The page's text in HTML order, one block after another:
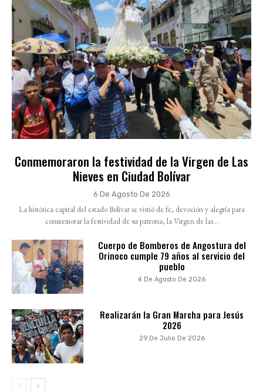
Conmemoraron la festividad de la Virgen de Las
Nieves en Ciudad Bolívar
6 De Agosto De 2026
La histórica capital del estado Bolívar se vistió de fe, devoción y alegría para
conmemorar la festividad de su patrona, la Virgen de las...
Cuerpo de Bomberos de Angostura del
Orinoco cumple 79 años al servicio del
pueblo
4 De Agosto De 2026
Realizarán la Gran Marcha para Jesús
2026
29 De Julio De 2026